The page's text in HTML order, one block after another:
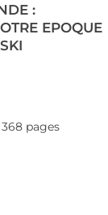
:
EPOQUE
368 pages